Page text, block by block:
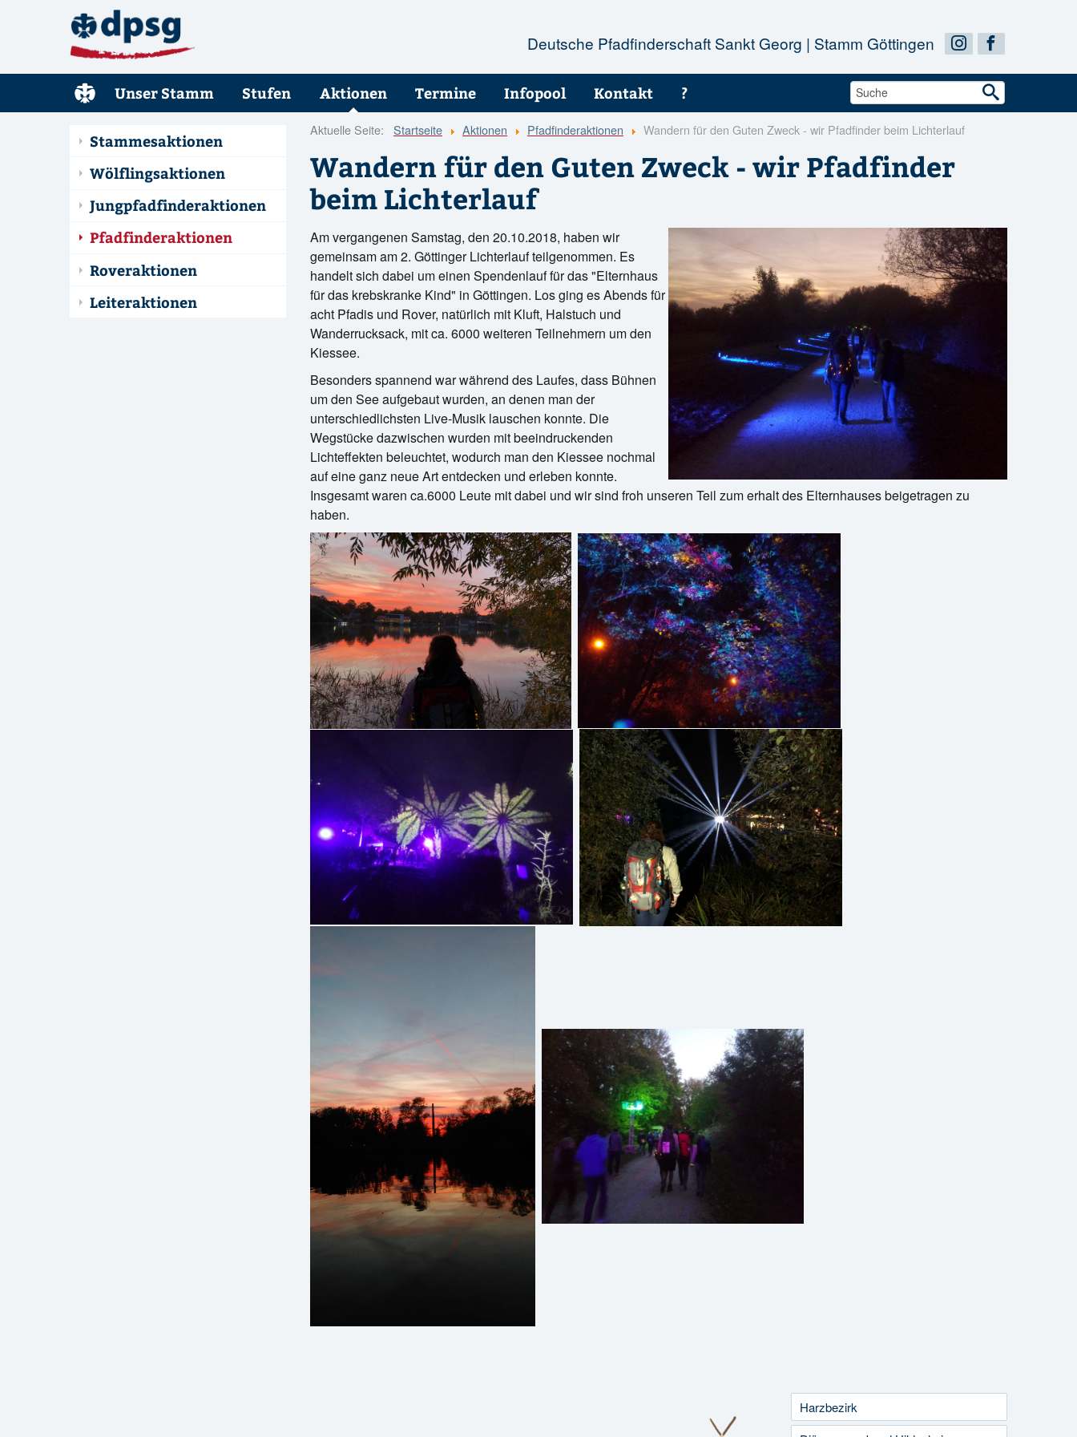
Deutsche Pfadfinderschaft Sankt Georg | Stamm Göttingen  
Unser Stamm Stufen Aktionen Termine Infopool Kontakt ?
Stammesaktionen
Wölflingsaktionen
Jungpfadfinderaktionen
Pfadfinderaktionen
Roveraktionen
Leiteraktionen
Aktuelle Seite: Startseite Aktionen Pfadfinderaktionen Wandern für den Guten Zweck - wir Pfadfinder beim Lichterlauf
Wandern für den Guten Zweck - wir Pfadfinder
beim Lichterlauf
Am vergangenen Samstag, den 20.10.2018, haben wir
gemeinsam am 2. Göttinger Lichterlauf teilgenommen. Es
handelt sich dabei um einen Spendenlauf für das "Elternhaus
für das krebskranke Kind" in Göttingen. Los ging es Abends für
acht Pfadis und Rover, natürlich mit Kluft, Halstuch und
Wanderrucksack, mit ca. 6000 weiteren Teilnehmern um den
Kiessee.
Besonders spannend war während des Laufes, dass Bühnen
um den See aufgebaut wurden, an denen man der
unterschiedlichsten Live-Musik lauschen konnte. Die
Wegstücke dazwischen wurden mit beeindruckenden
Lichteffekten beleuchtet, wodurch man den Kiessee nochmal
auf eine ganz neue Art entdecken und erleben konnte.
Insgesamt waren ca.6000 Leute mit dabei und wir sind froh unseren Teil zum erhalt des Elternhauses beigetragen zu
haben.
Harzbezirk